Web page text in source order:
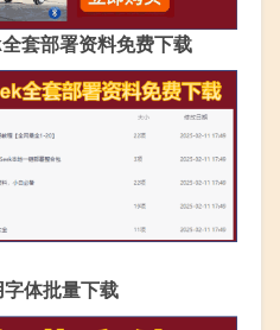
套部署资料免费下载
体批量下载